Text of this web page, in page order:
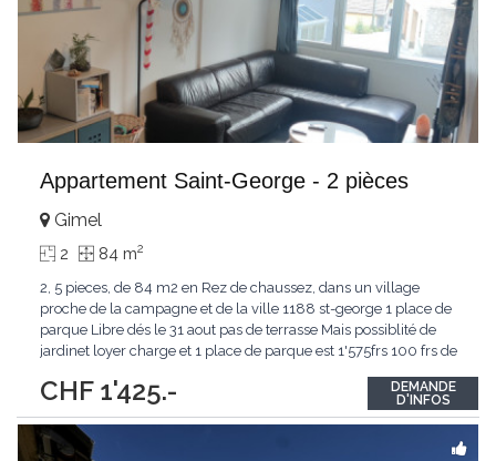
Appartement Saint-George - 2 pièces
CHF 1'425.-
Gimel
2 84 m2
2, 5 pieces, de 84 m2 en Rez de chaussez, dans un village
proche de la campagne et de la ville 1188 st-george 1 place de
parque Libre dés le 31 aout pas de terrasse Mais possiblité de
jardinet loyer charge et 1 place de parque est 1'575frs 100 frs de
DEMANDE
D'INFOS